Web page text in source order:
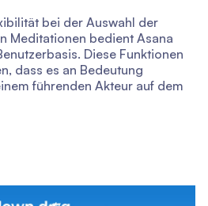
bei der Auswahl der
Meditationen bedient Asana
Diese Funktionen
dass es an Bedeutung
führenden Akteur auf dem